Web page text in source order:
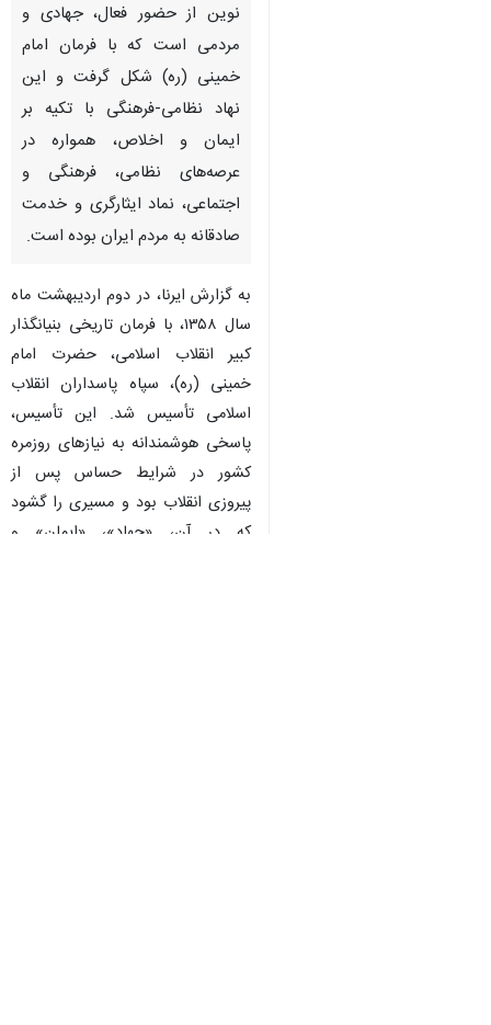
نوین از حضور فعال، جهادی و
مردمی است که با فرمان امام
خمینی (ره) شکل گرفت و این
نهاد نظامی-فرهنگی با تکیه بر
ایمان و اخلاص، همواره در
عرصه‌های نظامی، فرهنگی و
اجتماعی، نماد ایثارگری و خدمت
صادقانه به مردم ایران بوده است.
به گزارش ایرنا، در دوم اردیبهشت ماه
سال ۱۳۵۸، با فرمان تاریخی بنیانگذار
کبیر انقلاب اسلامی، حضرت امام
خمینی (ره)، سپاه پاسداران انقلاب
اسلامی تأسیس شد. این تأسیس،
پاسخی هوشمندانه به نیازهای روزمره
کشور در شرایط حساس پس از
پیروزی انقلاب بود و مسیری را گشود
که در آن، «جهاد»، «ایمان» و